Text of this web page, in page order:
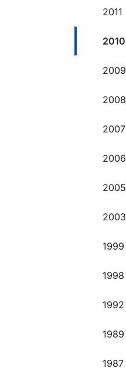
2011
2010
2009
2008
2007
2006
2005
2003
1999
1998
1992
1989
1987